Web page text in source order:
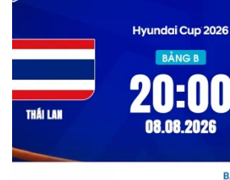
Thế giới thể thao
eSports
Hậu trường
Xe máy